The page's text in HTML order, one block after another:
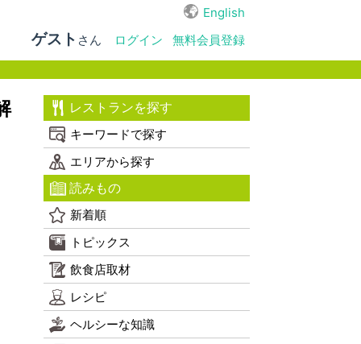
English
ゲスト さん ログイン 無料会員登録
レストランを探す
キーワードで探す
エリアから探す
読みもの
新着順
トピックス
飲食店取材
レシピ
ヘルシーな知識